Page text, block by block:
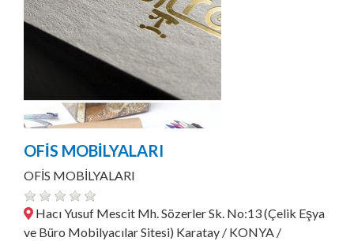
OFİS MOBİLYALARI
OFİS MOBİLYALARI
Hacı Yusuf Mescit Mh. Sözerler Sk. No:13 (Çelik Eşya
ve Büro Mobilyacılar Sitesi) Karatay / KONYA /